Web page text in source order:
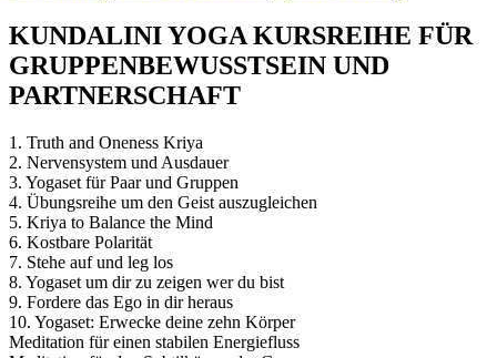
KUNDALINI YOGA KURSREIHE FÜR
GRUPPENBEWUSSTSEIN UND
PARTNERSCHAFT
1. Truth and Oneness Kriya
2. Nervensystem und Ausdauer
3. Yogaset für Paar und Gruppen
4. Übungsreihe um den Geist auszugleichen
5. Kriya to Balance the Mind
6. Kostbare Polarität
7. Stehe auf und leg los
8. Yogaset um dir zu zeigen wer du bist
9. Fordere das Ego in dir heraus
10. Yogaset: Erwecke deine zehn Körper
Meditation für einen stabilen Energiefluss